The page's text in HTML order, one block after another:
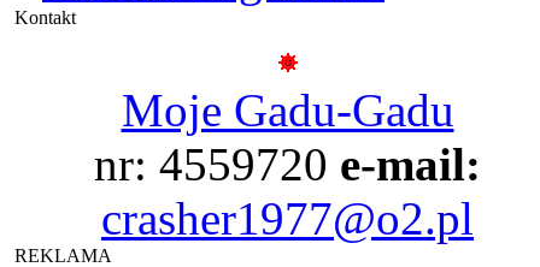
Kontakt
Moje Gadu-Gadu
nr: 4559720 e-mail:
crasher1977@o2.pl
REKLAMA